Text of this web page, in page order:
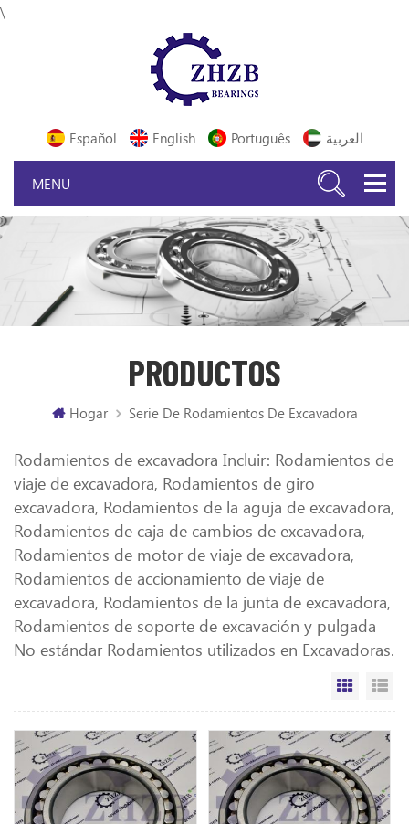
\
Español English Português العربية
PRODUCTOS
Hogar Serie De Rodamientos De Excavadora
Rodamientos de excavadora Incluir: Rodamientos de
viaje de excavadora, Rodamientos de giro
excavadora, Rodamientos de la aguja de excavadora,
Rodamientos de caja de cambios de excavadora,
Rodamientos de motor de viaje de excavadora,
Rodamientos de accionamiento de viaje de
excavadora, Rodamientos de la junta de excavadora,
Rodamientos de soporte de excavación y pulgada
No estándar Rodamientos utilizados en Excavadoras.
Vista